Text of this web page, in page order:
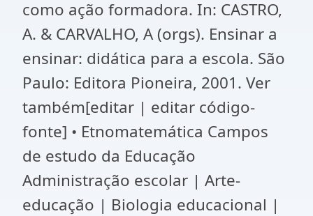
como ação formadora. In: CASTRO,
A. & CARVALHO, A (orgs). Ensinar a
ensinar: didática para a escola. São
Paulo: Editora Pioneira, 2001. Ver
também[editar | editar código-
fonte] • Etnomatemática Campos
de estudo da Educação
Administração escolar | Arte-
educação | Biologia educacional |